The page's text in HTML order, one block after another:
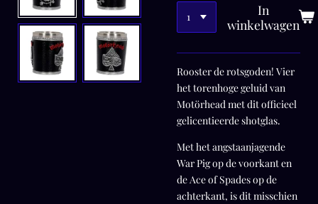
In
winkelwagen
Rooster de rotsgoden! Vier
het torenhoge geluid van
Motörhead met dit officieel
gelicentieerde shotglas.
Met het angstaanjagende
War Pig op de voorkant en
de Ace of Spades op de
achterkant, is dit misschien